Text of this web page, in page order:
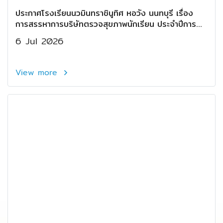
ประกาศโรงเรียนนวมินทราชินูทิศ หอวัง นนทบุรี เรื่อง
การสรรหาการบริษัทตรวจสุขภาพนักเรียน ประจำปีการ
ศึกษา ๒๕๖๙
6 Jul 2026
View more